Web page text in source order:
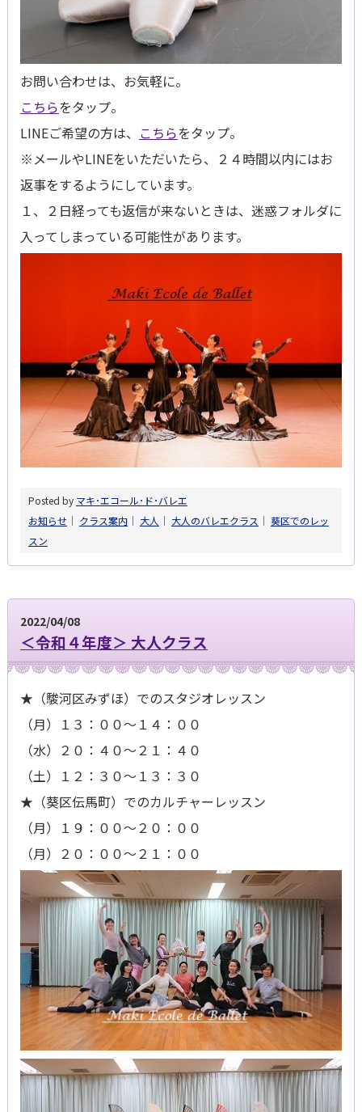
お問い合わせは、お気軽に。
こちらをタップ。
LINEご希望の方は、 こちらをタップ。
※メールやLINEをいただいたら、２４時間以内にはお
返事をするようにしています。
１、２日経っても返信が来ないときは、迷惑フォルダに
入ってしまっている可能性があります。
Posted by マキ･エコール･ド･バレエ
お知らせ│ クラス案内│ 大人 │ 大人のバレエクラス │ 葵区でのレッ
スン
2022/04/08
＜令和４年度＞ 大人クラス
★（駿河区みずほ）でのスタジオレッスン
（月）１３：００～１４：００
（水）２０：４０～２１：４０
（土）１２：３０～１３：３０
★（葵区伝馬町）でのカルチャーレッスン
（月）１９：００～２０：００
（月）２０：００～２１：００